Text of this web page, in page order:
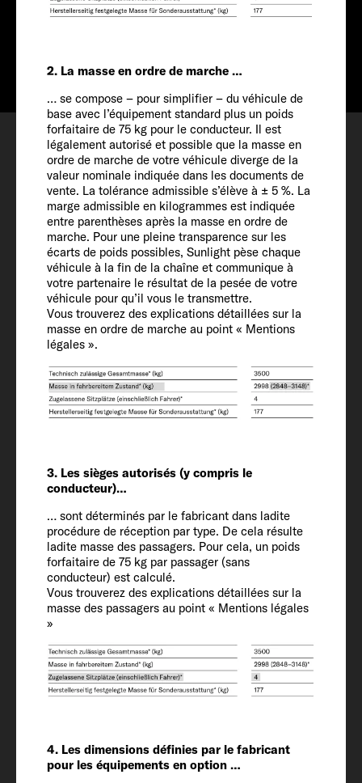
2. La masse en ordre de marche …
… se compose – pour simplifier – du véhicule de
base avec l’équipement standard plus un poids
forfaitaire de 75 kg pour le conducteur. Il est
légalement autorisé et possible que la masse en
ordre de marche de votre véhicule diverge de la
valeur nominale indiquée dans les documents de
vente. La tolérance admissible s’élève à ± 5 %. La
marge admissible en kilogrammes est indiquée
entre parenthèses après la masse en ordre de
marche. Pour une pleine transparence sur les
écarts de poids possibles, Sunlight pèse chaque
véhicule à la fin de la chaîne et communique à
votre partenaire le résultat de la pesée de votre
véhicule pour qu’il vous le transmettre.
Vous trouverez des explications détaillées sur la
masse en ordre de marche au point « Mentions
légales ».
3. Les sièges autorisés (y compris le
conducteur)…
… sont déterminés par le fabricant dans ladite
procédure de réception par type. De cela résulte
ladite masse des passagers. Pour cela, un poids
forfaitaire de 75 kg par passager (sans
conducteur) est calculé.
Vous trouverez des explications détaillées sur la
masse des passagers au point « Mentions légales
»
4. Les dimensions définies par le fabricant
pour les équipements en option …
A partir de CHF
Configurer
Rendez-vous
Favoris
Véhicule
Longueur / largeur / hauteur
Hauteur intérieure
Places carte grise (conducteur inclus)
Châssis / Motorisation / Puissance CEE
(ch)
Ford Transit / 2.0 / 96 (130)
3000 (2850 jusqu'à 3150)*
145